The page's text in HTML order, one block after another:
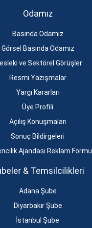
Odamız
Basında Odamız
Görsel Basında Odamız
ve Sektörel Görüşler
Resmi Yazışmalar
Yargı Kararları
Üye Profili
Açılış Konuşmaları
Sonuç Bildirgeleri
Ajandası Reklam Formu
& Temsilcilikleri
Adana Şube
Diyarbakır Şube
İstanbul Şube